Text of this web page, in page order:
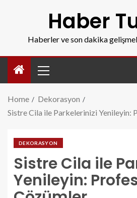
Haber
Haberler ve son dakika
Home
Dekorasyon
Sistre Cila ile Parkelerinizi Yenileyin:
DEKORASYON
Sistre Cila ile
Yenileyin: